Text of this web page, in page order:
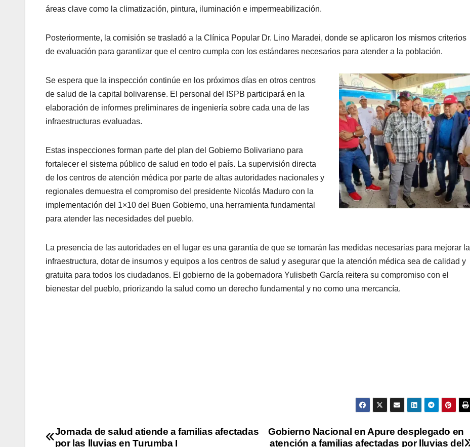
áreas clave como la climatización, pintura, iluminación e impermeabilización.
Posteriormente, la comisión se trasladó a la Clínica Popular Dr. Lino Maradei, donde se aplicaron los mismos criterios
de evaluación para garantizar que el centro cumpla con los estándares necesarios para atender a la población.
Se espera que la inspección continúe en los próximos días en otros centros
de salud de la capital bolivarense. El personal del ISPB participará en la
elaboración de informes preliminares de ingeniería sobre cada una de las
infraestructuras evaluadas.
Estas inspecciones forman parte del plan del Gobierno Bolivariano para
fortalecer el sistema público de salud en todo el país. La supervisión directa
de los centros de atención médica por parte de altas autoridades nacionales y
regionales demuestra el compromiso del presidente Nicolás Maduro con la
implementación del 1×10 del Buen Gobierno, una herramienta fundamental
para atender las necesidades del pueblo.
La presencia de las autoridades en el lugar es una garantía de que se tomarán las medidas necesarias para mejorar la
infraestructura, dotar de insumos y equipos a los centros de salud y asegurar que la atención médica sea de calidad y
gratuita para todos los ciudadanos. El gobierno de la gobernadora Yulisbeth García reitera su compromiso con el
bienestar del pueblo, priorizando la salud como un derecho fundamental y no como una mercancía.
Gobierno Nacional en Apure desplegado en
atención a familias afectadas por lluvias del
Jornada de salud atiende a familias afectadas
por las lluvias en Turumba I